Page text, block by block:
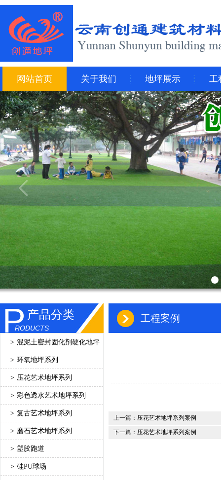
网站首页 关于我们 地坪展示 工
P产品分类
RODUCTS
> 混泥土密封固化剂硬化地坪
> 环氧地坪系列
> 压花艺术地坪系列
> 彩色透水艺术地坪系列
> 复古艺术地坪系列
> 磨石艺术地坪系列
> 塑胶跑道
> 硅PU球场
工程案例
上一篇： 压花艺术地坪系列案例
下一篇： 压花艺术地坪系列案例